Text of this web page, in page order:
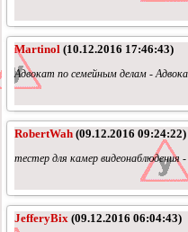
Martinol (10.12.2016 17:46:43)
Адвокат по семейным делам -
RobertWah (09.12.2016 09:24:22)
тестер для камер видеонаблюдения
JefferyBix (09.12.2016 06:04:43)